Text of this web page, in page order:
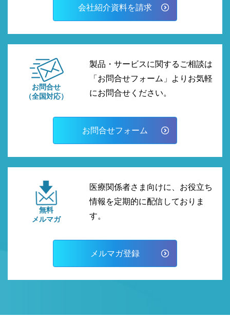
会社紹介資料を請求
お問合せ
（全国対応）
製品・サービスに関するご相談は
「お問合せフォーム」よりお気軽
にお問合せください。
お問合せフォーム
無料
メルマガ
医療関係者さま向けに、お役立ち
情報を定期的に配信しておりま
す。
メルマガ登録